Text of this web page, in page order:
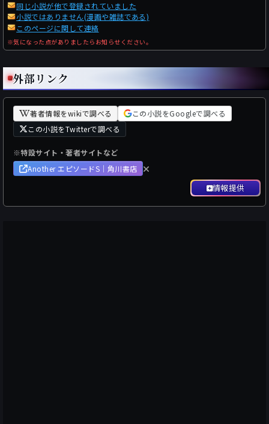
同じ小説が他で登録されていました
小説ではありません(漫画や雑誌である)
このページに関して連絡
※気になった点がありましたらお知らせください。
外部リンク
著者情報をwikiで調べる
この小説をGoogleで調べる
この小説をTwitterで調べる
※特設サイト・著者サイトなど
Another エピソードS｜角川書店
情報提供